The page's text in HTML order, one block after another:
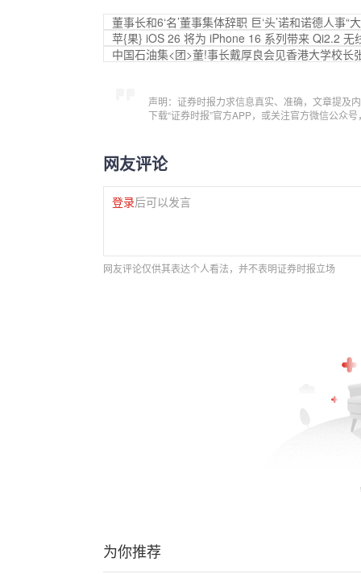
董事长和6‘名’董事集体辞职 巨‘头’诺和诺德人事
苹{果} iOS 26 将为 iPhone 16 系列带来 Qi2.2 无
中国石油集<团>董!事长戴厚良会见香港大学校长
声明：证券时报力求信息真实、准确，文章提及
下载“证券时报”官方APP，或关注官方微信公众
网友评论
登录后可以发言
网友评论仅供其表达个人看法，并不表明证券时报立场
为你推荐